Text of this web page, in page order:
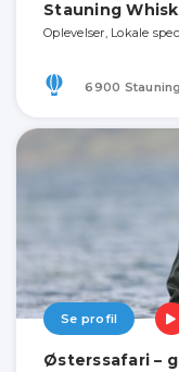
Stauning
Oplevelser, Lokale
6900 Stauning
Se profil
Østerssafari –